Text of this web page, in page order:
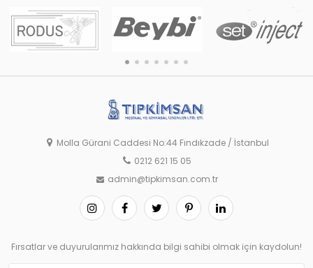
Molla Gürani Caddesi No:44 Fındıkzade / İstanbul
0212 621 15 05
admin@tipkimsan.com.tr
Fırsatlar ve duyurularımız hakkında bilgi sahibi olmak için kaydolun!